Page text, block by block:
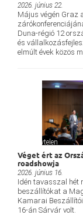
2026. június 22.
Május végén Graz
Duna-régió 12
és
elmúlt évek közös
Névtelen
Véget ért az
roadshowja
2026. június 16.
Idén tavasszal hét
beszállítókat a
Kamarai
16-án Sárvár volt.